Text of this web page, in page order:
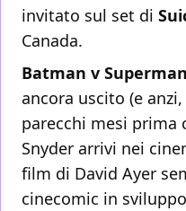
invitato sul set di
Canada.
Batman v
ancora uscito (e
parecchi mesi prima
Snyder arrivi nei
film di David Ayer
cinecomic in